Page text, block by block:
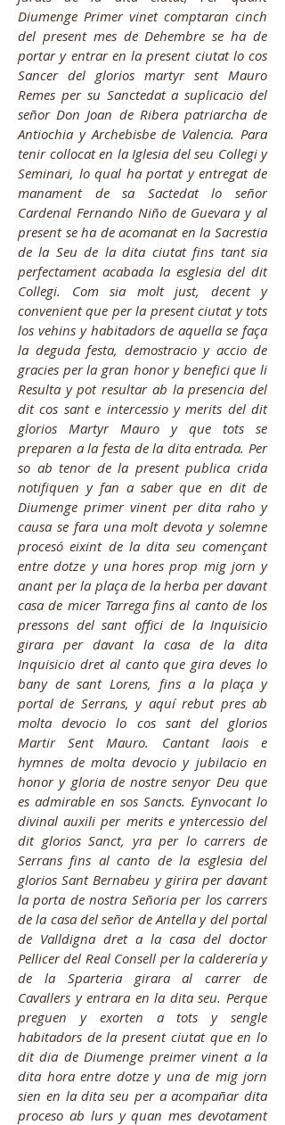
Diumenge Primer vinet comptaran cinch
del present mes de Dehembre se ha de
portar y entrar en la present ciutat lo cos
Sancer del glorios martyr sent Mauro
Remes per su Sanctedat a suplicacio del
señor Don Joan de Ribera patriarcha de
Antiochia y Archebisbe de Valencia. Para
tenir collocat en la Iglesia del seu Collegi y
Seminari, lo qual ha portat y entregat de
manament de sa Sactedat lo señor
Cardenal Fernando Niño de Guevara y al
present se ha de acomanat en la Sacrestia
de la Seu de la dita ciutat fins tant sia
perfectament acabada la esglesia del dit
Collegi. Com sia molt just, decent y
convenient que per la present ciutat y tots
los vehins y habitadors de aquella se faça
la deguda festa, demostracio y accio de
gracies per la gran honor y benefici que li
Resulta y pot resultar ab la presencia del
dit cos sant e intercessio y merits del dit
glorios Martyr Mauro y que tots se
preparen a la festa de la dita entrada. Per
so ab tenor de la present publica crida
notifiquen y fan a saber que en dit de
Diumenge primer vinent per dita raho y
causa se fara una molt devota y solemne
procesó eixint de la dita seu començant
entre dotze y una hores prop mig jorn y
anant per la plaça de la herba per davant
casa de micer Tarrega fins al canto de los
pressons del sant offici de la Inquisicio
girara per davant la casa de la dita
Inquisicio dret al canto que gira deves lo
bany de sant Lorens, fins a la plaça y
portal de Serrans, y aquí rebut pres ab
molta devocio lo cos sant del glorios
Martir Sent Mauro. Cantant laois e
hymnes de molta devocio y jubilacio en
honor y gloria de nostre senyor Deu que
es admirable en sos Sancts. Eynvocant lo
divinal auxili per merits e yntercessio del
dit glorios Sanct, yra per lo carrers de
Serrans fins al canto de la esglesia del
glorios Sant Bernabeu y girira per davant
la porta de nostra Señoria per los carrers
de la casa del señor de Antella y del portal
de Valldigna dret a la casa del doctor
Pellicer del Real Consell per la calderería y
de la Sparteria girara al carrer de
Cavallers y entrara en la dita seu. Perque
preguen y exorten a tots y sengle
habitadors de la present ciutat que en lo
dit dia de Diumenge preimer vinent a la
dita hora entre dotze y una de mig jorn
sien en la dita seu per a acompañar dita
proceso ab lurs y quan mes devotament